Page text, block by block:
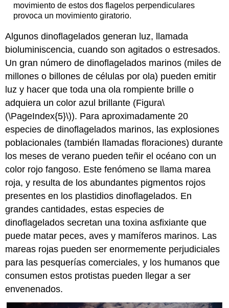
movimiento de estos dos flagelos perpendiculares
provoca un movimiento giratorio.
Algunos dinoflagelados generan luz, llamada
bioluminiscencia, cuando son agitados o estresados.
Un gran número de dinoflagelados marinos (miles de
millones o billones de células por ola) pueden emitir
luz y hacer que toda una ola rompiente brille o
adquiera un color azul brillante (Figura\
(\PageIndex{5}\)). Para aproximadamente 20
especies de dinoflagelados marinos, las explosiones
poblacionales (también llamadas floraciones) durante
los meses de verano pueden teñir el océano con un
color rojo fangoso. Este fenómeno se llama marea
roja, y resulta de los abundantes pigmentos rojos
presentes en los plastidios dinoflagelados. En
grandes cantidades, estas especies de
dinoflagelados secretan una toxina asfixiante que
puede matar peces, aves y mamíferos marinos. Las
mareas rojas pueden ser enormemente perjudiciales
para las pesquerías comerciales, y los humanos que
consumen estos protistas pueden llegar a ser
envenenados.